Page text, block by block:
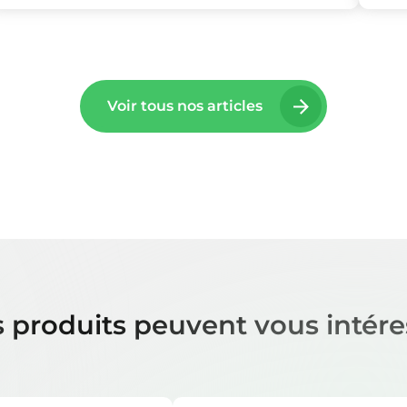
Voir tous nos articles
produits peuvent vous